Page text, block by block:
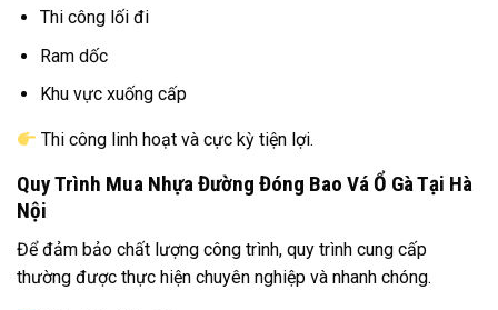
Thi công lối đi
Ram dốc
Khu vực xuống cấp
Thi công linh hoạt và cực kỳ tiện lợi.
Quy Trình Mua Nhựa Đường Đóng Bao Vá Ổ Gà Tại Hà
Nội
Để đảm bảo chất lượng công trình, quy trình cung cấp
thường được thực hiện chuyên nghiệp và nhanh chóng.